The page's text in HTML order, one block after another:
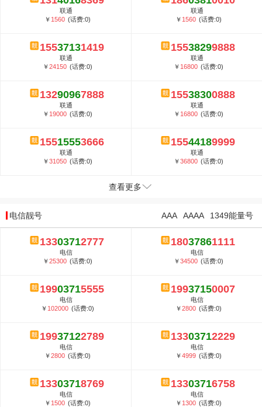
联通
￥ 1560 (话费:0)
联通
￥ 1560 (话费:0)
15537131419
联通
￥24150 (话费:0)
15538299888
联通
￥ 16800 (话费:0)
13290967888
联通
￥ 19000 (话费:0)
15538300888
联通
￥ 16800 (话费:0)
15515553666
联通
￥31050 (话费:0)
15544189999
联通
￥36800 (话费:0)
查看更多
电信靓号 1349能量号
AAAA
AAA
13303712777
电信
￥25300 (话费:0)
18037861111
电信
￥34500 (话费:0)
19903715555
电信
￥ 102000 (话费:0)
19937150007
电信
￥2800 (话费:0)
19937122789
电信
￥2800 (话费:0)
13303712229
电信
￥4999 (话费:0)
13303718769
电信
￥ 1500 (话费:0)
13303716758
电信
￥ 1300 (话费:0)